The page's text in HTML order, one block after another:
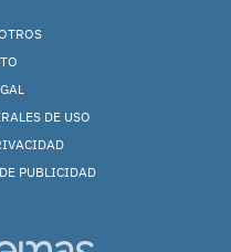
DE USO
PUBLICIDAD